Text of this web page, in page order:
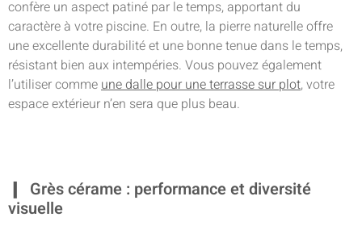
confère un aspect patiné par le temps, apportant du
caractère à votre piscine. En outre, la pierre naturelle offre
une excellente durabilité et une bonne tenue dans le temps,
résistant bien aux intempéries. Vous pouvez également
l’utiliser commeune dalle pour une terrasse sur plot, votre
espace extérieur n’en sera que plus beau.
Grès cérame : performance et diversité
visuelle